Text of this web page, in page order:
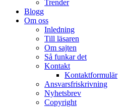
Trender
Blogg
Om oss
Inledning
Till läsaren
Om sajten
Så funkar det
Kontakt
Kontaktformulär
Ansvarsfriskrivning
Nyhetsbrev
Copyright